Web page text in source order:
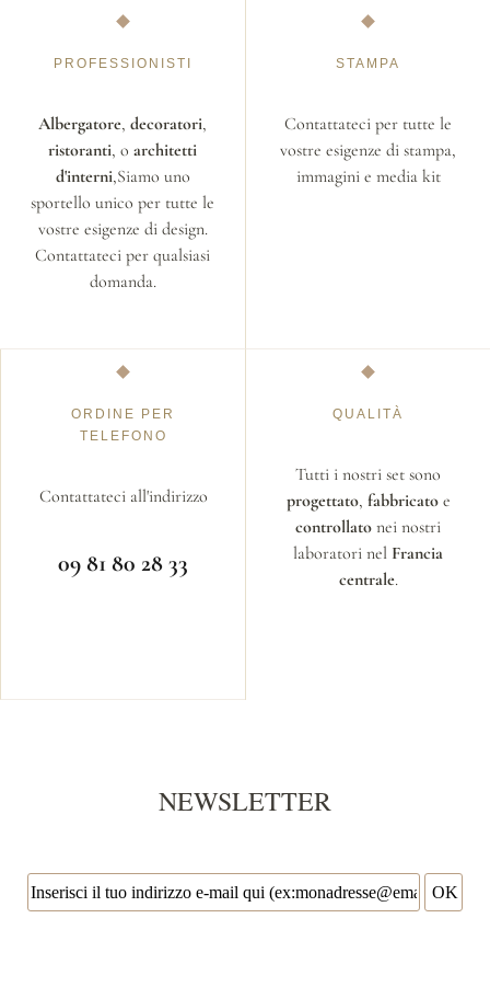
PROFESSIONISTI
Albergatore, decoratori,
ristoranti, o architetti
d'interni,Siamo uno
sportello unico per tutte le
vostre esigenze di design.
Contattateci per qualsiasi
domanda.
STAMPA
Contattateci per tutte le
vostre esigenze di stampa,
immagini e media kit
ORDINE PER
TELEFONO
Contattateci all'indirizzo
09 81 80 28 33
QUALITÀ
Tutti i nostri set sono
progettato, fabbricatoe
controllato nei nostri
laboratori nel Francia
centrale.
NEWSLETTER